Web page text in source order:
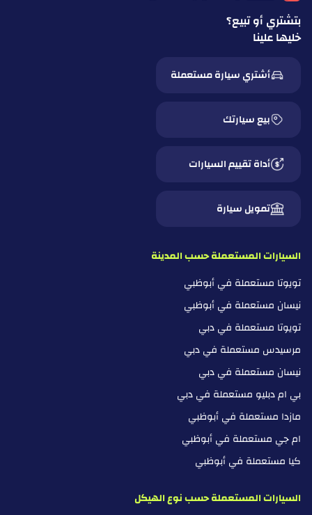
بتشتري أو تبيع؟
خليها علينا
أشتري سيارة مستعملة
بيع سيارتك
أداة تقييم السيارات
تمويل سيارة
السيارات المستعملة حسب المدينة
تويوتا مستعملة في أبوظبي
نيسان مستعملة في أبوظبي
تويوتا مستعملة في دبي
مرسيدس مستعملة في دبي
نيسان مستعملة في دبي
بي ام دبليو مستعملة في دبي
مازدا مستعملة في أبوظبي
ام جي مستعملة في أبوظبي
كيا مستعملة في أبوظبي
السيارات المستعملة حسب نوع الهيكل